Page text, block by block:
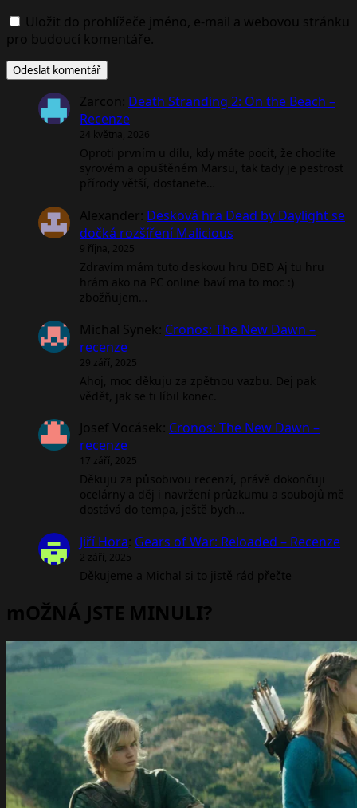
Uložit do prohlížeče jméno, e-mail a webovou stránku
pro budoucí komentáře.
Zarcon: Death Stranding 2: On the Beach –
Recenze
24 května, 2026
Oproti prvním u dílu, kdy máte pocit, že chodíte
syrovém a opuštěném Marsu, tak tady je pestrost
přírody větší, dostanete…
Alexander: Desková hra Dead by Daylight se
dočká rozšíření Malicious
9 října, 2025
Zdravím mám tuto deskovu hru DBD Aj tu hru
hrám ako na PC online baví ma to moc :)
zbožňujem…
Michal Synek: Cronos: The New Dawn –
recenze
29 září, 2025
Ahoj, moc děkuju za zpětnou vazbu. Dej pak
vědět, jak se ti líbil konec.
Josef Vocásek: Cronos: The New Dawn –
recenze
17 září, 2025
Děkuju za působivou recenzí, právě dokončuji
ocelárny a děj i navržení průzkumu a soubojů mě
dostává do tempa, ještě bych…
Jiří Hora: Gears of War: Reloaded – Recenze
2 září, 2025
Děkujeme a Michal si to jistě rád přečte
mOŽNÁ JSTE MINULI?